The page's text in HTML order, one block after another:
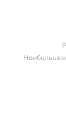
Наибольшая